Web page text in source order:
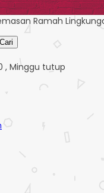
Ramah
Cari
, Minggu tutup